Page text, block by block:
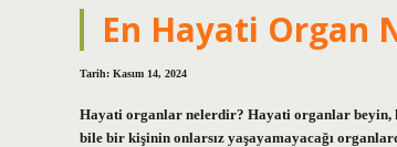
En Hayati Organ
Tarih: Kasım 14, 2024
Hayati organlar nelerdir? Hayati organlar beyin,
bile bir kişinin onlarsız yaşayamayacağı